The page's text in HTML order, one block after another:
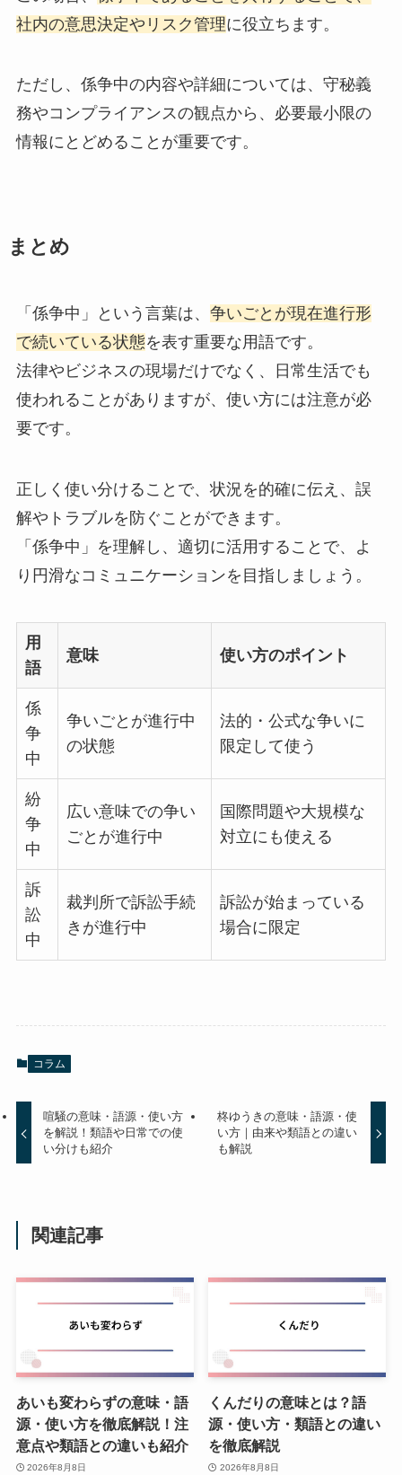
社内の意思決定やリスク管理に役立ちます。
ただし、係争中の内容や詳細については、守秘義
務やコンプライアンスの観点から、必要最小限の
情報にとどめることが重要です。
まとめ
「係争中」という言葉は、 争いごとが現在進行形
で続いている状態を表す重要な用語です。
法律やビジネスの現場だけでなく、日常生活でも
使われることがありますが、使い方には注意が必
要です。
正しく使い分けることで、状況を的確に伝え、誤
解やトラブルを防ぐことができます。
「係争中」を理解し、適切に活用することで、よ
り円滑なコミュニケーションを目指しましょう。
用
語
意味 使い方のポイント
係
争
中
争いごとが進行中
の状態
法的・公式な争いに
限定して使う
紛
争
中
広い意味での争い
ごとが進行中
国際問題や大規模な
対立にも使える
訴
訟
中
裁判所で訴訟手続
きが進行中
訴訟が始まっている
場合に限定
コラム
喧騒の意味・語源・使い方
を解説！類語や日常での使
い分けも紹介
柊ゆうきの意味・語源・使
い方｜由来や類語との違い
も解説
関連記事
あいも変わらずの意味・語
源・使い方を徹底解説！注
意点や類語との違いも紹介
2026年8月8日
くんだりの意味とは？語
源・使い方・類語との違い
を徹底解説
2026年8月8日